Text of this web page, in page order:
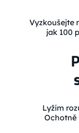
Vyzkoušejte
jak 100
Lyžím
Ochotně